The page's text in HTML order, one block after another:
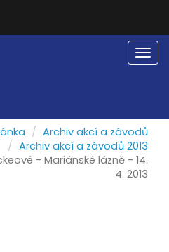
Archiv akcí a závodů
Archiv akcí a závodů 2013
- Mariánské lázně - 14.
4. 2013